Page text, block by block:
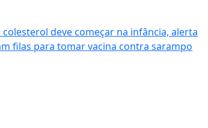
deve começar na infância, alerta
filas para tomar vacina contra sarampo